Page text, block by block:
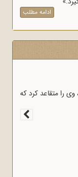
ادامه مطلب
در ملاقات با